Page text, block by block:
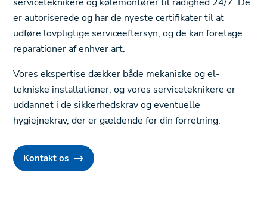
er autoriserede og har de nyeste certifikater til at
udføre lovpligtige serviceeftersyn, og de kan foretage
reparationer af enhver art.
Vores ekspertise dækker både mekaniske og el-
tekniske installationer, og vores serviceteknikere er
uddannet i de sikkerhedskrav og eventuelle
hygiejnekrav, der er gældende for din forretning.
Kontakt os